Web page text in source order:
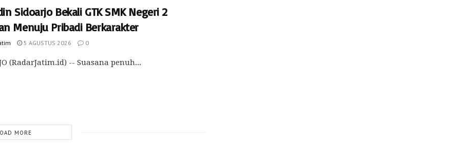
Sidoarjo Bekali GTK SMK Negeri 2
Menuju Pribadi Berkarakter
5 AGUSTUS 2026 0
(RadarJatim.id) -- Suasana penuh...
MORE